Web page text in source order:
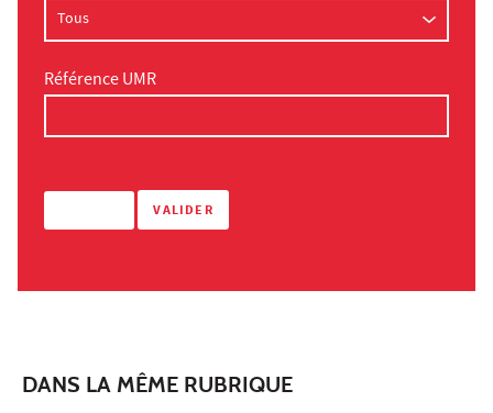
Référence UMR
DANS LA MÊME RUBRIQUE